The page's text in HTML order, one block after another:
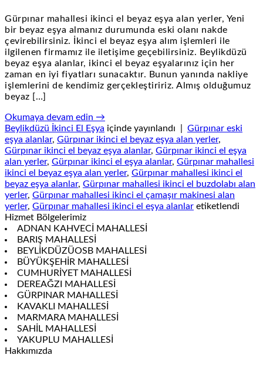
Gürpınar mahallesi ikinci el beyaz eşya alan yerler, Yeni
bir beyaz eşya almanız durumunda eski olanı nakde
çevirebilirsiniz. İkinci el beyaz eşya alım işlemleri ile
ilgilenen firmamız ile iletişime geçebilirsiniz. Beylikdüzü
beyaz eşya alanlar, ikinci el beyaz eşyalarınız için her
zaman en iyi fiyatları sunacaktır. Bunun yanında nakliye
işlemlerini de kendimiz gerçekleştiririz. Almış olduğumuz
beyaz […]
Okumaya devam edin →
Beylikdüzü İkinci El Eşya içinde yayınlandı
Gürpınar eski
eşya alanlar, Gürpınar ikinci el beyaz eşya alan yerler,
Gürpınar ikinci el beyaz eşya alanlar, Gürpınar ikinci el eşya
alan yerler, Gürpınar ikinci el eşya alanlar, Gürpınar mahallesi
ikinci el beyaz eşya alan yerler, Gürpınar mahallesi ikinci el
beyaz eşya alanlar, Gürpınar mahallesi ikinci el buzdolabı alan
yerler, Gürpınar mahallesi ikinci el çamaşır makinesi alan
yerler, Gürpınar mahallesi ikinci el eşya alanlar etiketlendi
Hizmet Bölgelerimiz
ADNAN KAHVECİ MAHALLESİ
BARIŞ MAHALLESİ
BEYLİKDÜZÜOSB MAHALLESİ
BÜYÜKŞEHİR MAHALLESİ
CUMHURİYET MAHALLESİ
DEREAĞZI MAHALLESİ
GÜRPINAR MAHALLESİ
KAVAKLI MAHALLESİ
MARMARA MAHALLESİ
SAHİL MAHALLESİ
YAKUPLU MAHALLESİ
Hakkımızda